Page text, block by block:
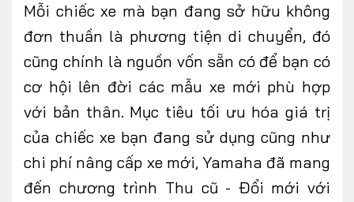
Mỗi chiếc xe mà bạn đang sở hữu không
đơn thuần là phương tiện di chuyển, đó
cũng chính là nguồn vốn sẵn có để bạn có
cơ hội lên đời các mẫu xe mới phù hợp
với bản thân. Mục tiêu tối ưu hóa giá trị
của chiếc xe bạn đang sử dụng cũng như
chi phí nâng cấp xe mới, Yamaha đã mang
đến chương trình Thu cũ - Đổi mới với